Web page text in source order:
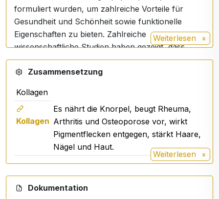
formuliert wurden, um zahlreiche Vorteile für
Gesundheit und Schönheit sowie funktionelle
Eigenschaften zu bieten. Zahlreiche
wissenschaftliche Studien haben gezeigt, dass
Peptan die Alterung, die Schönheit von innen und
ein gesundes Leben unterstützt. Kollagenpeptide
97 % Protein in Form von Aminosäuren.
Hydrolysierte Kollagenpeptide ermöglichen eine
leichte Verdauung und Absorption. Peptan® ist der
Marktführer im Bereich der Kollagenpeptide und
wird von der Wissenschaft unterstützt.
Hier sind die Vorteile des hydrolysierten Kollagens
von Peptan:
Weiterlesen
Zusammensetzung
Kollagen
Kollagen
Es nährt die Knorpel, beugt Rheuma,
Arthritis und Osteoporose vor, wirkt
Pigmentflecken entgegen, stärkt Haare,
Nägel und Haut.
Weiterlesen
Dokumentation